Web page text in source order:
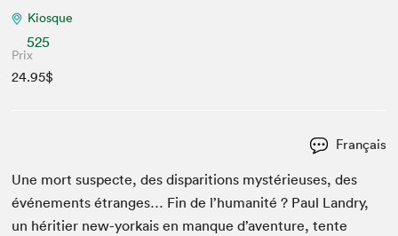
Kiosque
525
Prix
24.95$
Français
Une mort sus­pecte, des dis­pari­tions mys­térieuses, des
événe­ments étranges… Fin de l’humanité ? Paul Landry,
un héri­ti­er new-yorkais en manque d’aventure, tente